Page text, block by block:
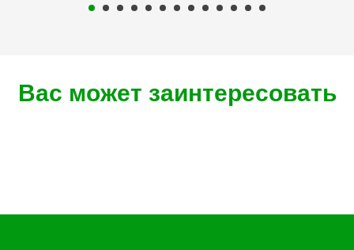
Вас может заинтересовать